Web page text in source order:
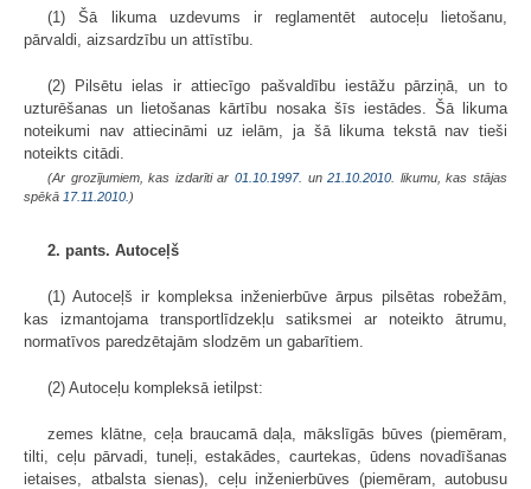
(1) Šā likuma uzdevums ir reglamentēt autoceļu lietošanu,
pārvaldi, aizsardzību un attīstību.
(2) Pilsētu ielas ir attiecīgo pašvaldību iestāžu pārziņā, un to
uzturēšanas un lietošanas kārtību nosaka šīs iestādes. Šā likuma
noteikumi nav attiecināmi uz ielām, ja šā likuma tekstā nav tieši
noteikts citādi.
(Ar grozījumiem, kas izdarīti ar 01.10.1997. un21.10.2010 . likumu, kas stājas
spēkā 17.11.2010. )
2. pants. Autoceļš
(1) Autoceļš ir kompleksa inženierbūve ārpus pilsētas robežām,
kas izmantojama transportlīdzekļu satiksmei ar noteikto ātrumu,
normatīvos paredzētajām slodzēm un gabarītiem.
(2) Autoceļu kompleksā ietilpst:
zemes klātne, ceļa braucamā daļa, mākslīgās būves (piemēram,
tilti, ceļu pārvadi, tuneļi, estakādes, caurtekas, ūdens novadīšanas
ietaises, atbalsta sienas), ceļu inženierbūves (piemēram, autobusu